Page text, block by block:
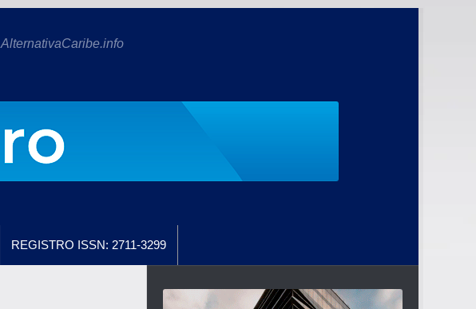
AlternativaCaribe.info
REGISTRO ISSN: 2711-3299